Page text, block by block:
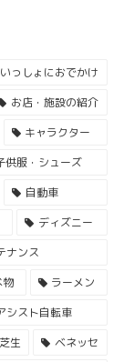
いっしょにおでかけ
お店・施設の紹介
キャラクター
供服・シューズ
自動車
ディズニー
ナンス
物
ラーメン
シスト自転車
芝生
ベネッセ